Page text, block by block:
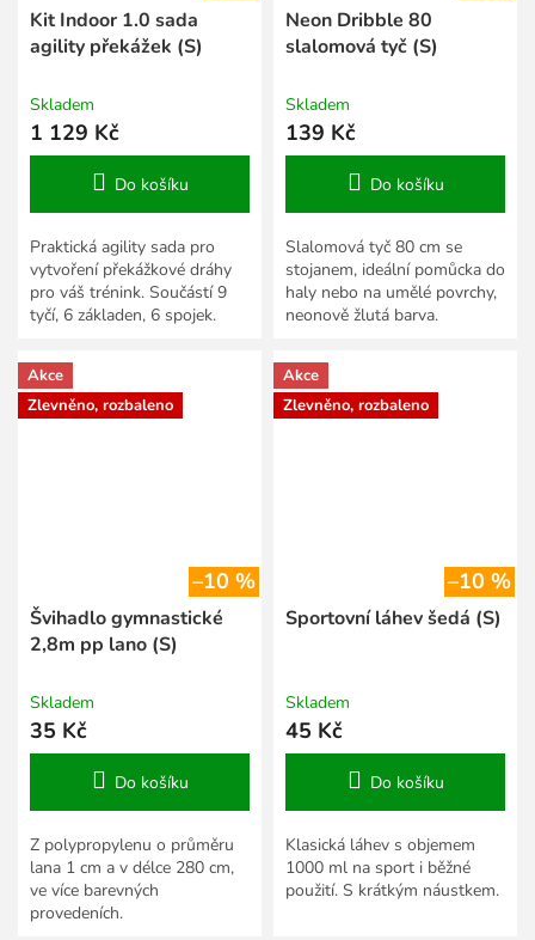
Kit Indoor 1.0 sada
agility překážek (S)
Skladem
1 129 Kč
Do košíku
Praktická agility sada pro
vytvoření překážkové dráhy
pro váš trénink. Součástí 9
tyčí, 6 základen, 6 spojek.
Neon Dribble 80
slalomová tyč (S)
Skladem
139 Kč
Do košíku
Slalomová tyč 80 cm se
stojanem, ideální pomůcka do
haly nebo na umělé povrchy,
neonově žlutá barva.
Akce
Zlevněno, rozbaleno
–10 %
Švihadlo gymnastické
2,8m pp lano (S)
Skladem
35 Kč
Do košíku
Z polypropylenu o průměru
lana 1 cm a v délce 280 cm,
ve více barevných
provedeních.
Akce
Zlevněno, rozbaleno
–10 %
Sportovní láhev šedá (S)
Skladem
45 Kč
Do košíku
Klasická láhev s objemem
1000 ml na sport i běžné
použití. S krátkým náustkem.